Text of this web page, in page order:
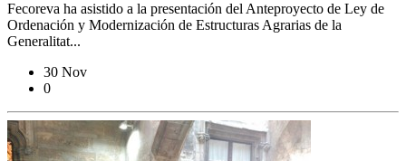
Fecoreva ha asistido a la presentación del Anteproyecto de Ley de
Ordenación y Modernización de Estructuras Agrarias de la
Generalitat...
30 Nov
0